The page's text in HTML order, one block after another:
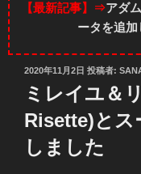
【最新記事】⇒アダ
ータを追加
投
稿
日:
2020年11月2日 投稿者:
ミレイユ＆
Risette)とス
しました